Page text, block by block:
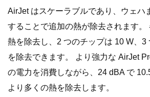
AirJet はスケーラブルであり、ウェハ
することで追加の熱が除去されます。
熱を除去し、2 つのチップは 10 W、3
を除去できます。 より強力な AirJet
の電力を消費しながら、24 dBA で
より多くの熱を除去します。